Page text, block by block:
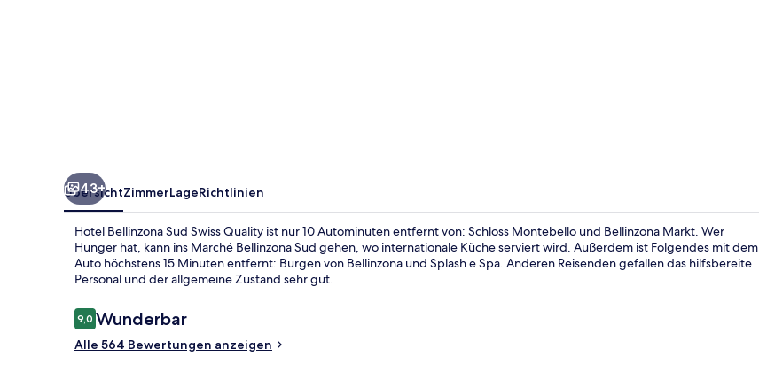
43+
ÜbersichtZimmerLageRichtlinien
Hotel Bellinzona Sud Swiss Quality ist nur 10 Autominuten entfernt von: Schloss Montebello und Bellinzona Markt. Wer
Hunger hat, kann ins Marché Bellinzona Sud gehen, wo internationale Küche serviert wird. Außerdem ist Folgendes mit dem
Auto höchstens 15 Minuten entfernt: Burgen von Bellinzona und Splash e Spa. Anderen Reisenden gefallen das hilfsbereite
Personal und der allgemeine Zustand sehr gut.
Bewertungen
9,09,0 von 10.
Wunderbar
Alle 564 Bewertungen anzeigen